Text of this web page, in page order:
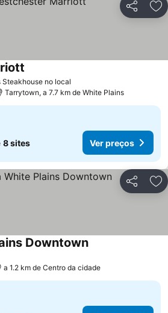
Partilhar
Steakhouse no local
Tarrytown, a 7.7 km de White Plains
8 sites Ver preços
Partilhar
DowntownVer preços
a 1.2 km de Centro da cidade